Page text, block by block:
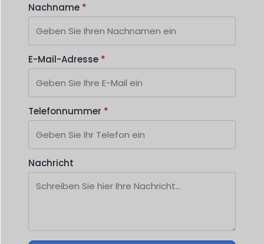
Nachname *
E-Mail-Adresse *
Telefonnummer *
Nachricht